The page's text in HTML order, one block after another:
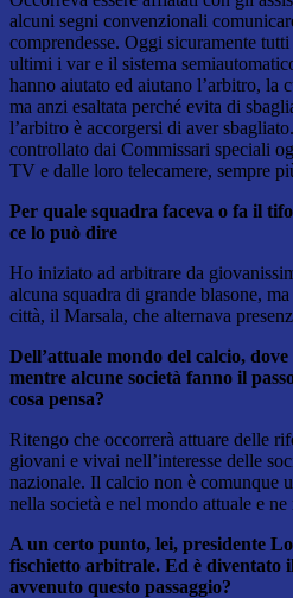
alcuni segni convenzionali
comprendesse. Oggi sicuramente
ultimi i var e il sistema
hanno aiutato ed aiutano l’arbitro, la
ma anzi esaltata perché evita di
l’arbitro è accorgersi di aver
controllato dai Commissari speciali
TV e dalle loro telecamere, sempre
Per quale squadra faceva o fa il
ce lo può dire
Ho iniziato ad arbitrare da
alcuna squadra di grande blasone,
città, il Marsala, che alternava
Dell’attuale mondo del calcio,
mentre alcune società fanno il
cosa pensa?
Ritengo che occorrerà attuare delle
giovani e vivai nell’interesse delle
nazionale. Il calcio non è comunque
nella società e nel mondo attuale e
A un certo punto, lei, presidente
fischietto arbitrale. Ed è diventato
avvenuto questo passaggio?